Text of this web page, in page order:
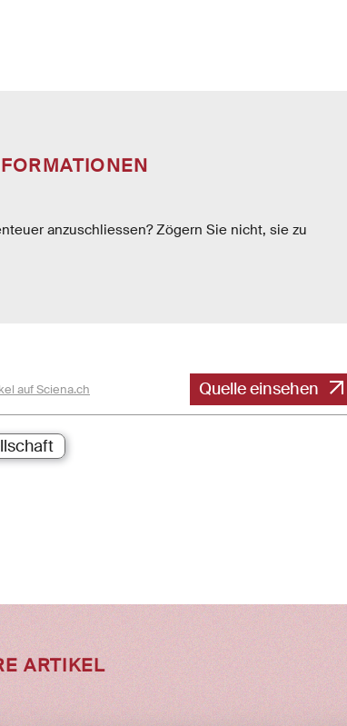
anzuschliessen? Zögern Sie nicht, sie zu
auf Sciena.ch Quelle einsehen
ARTIKEL